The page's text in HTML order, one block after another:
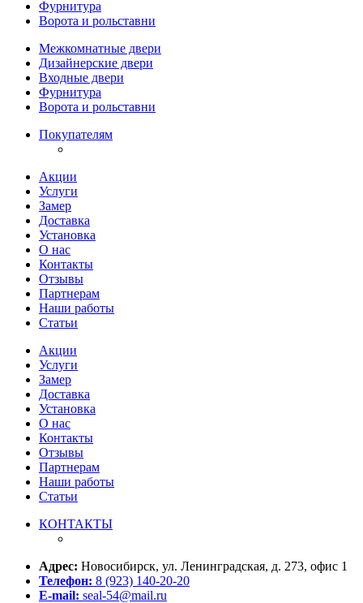
Фурнитура
Ворота и рольставни
Межкомнатные двери
Дизайнерские двери
Входные двери
Фурнитура
Ворота и рольставни
Покупателям
Акции
Услуги
Замер
Доставка
Установка
О нас
Контакты
Отзывы
Партнерам
Наши работы
Статьи
Акции
Услуги
Замер
Доставка
Установка
О нас
Контакты
Отзывы
Партнерам
Наши работы
Статьи
КОНТАКТЫ
Адрес: Новосибирск, ул. Ленинградская, д. 273, офис 1
Телефон: 8 (923) 140-20-20
E-mail: seal-54@mail.ru